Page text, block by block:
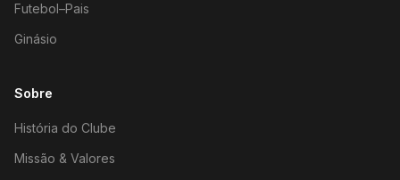
Futebol–Pais
Ginásio
Sobre
História do Clube
Missão & Valores